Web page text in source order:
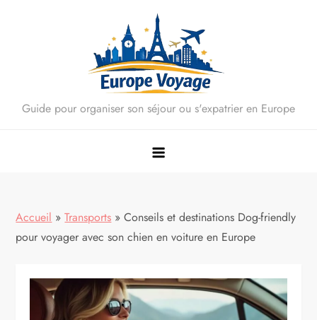
Guide pour organiser son séjour ou s'expatrier en Europe
Accueil »Transports »Conseils et destinations Dog-friendly
pour voyager avec son chien en voiture en Europe